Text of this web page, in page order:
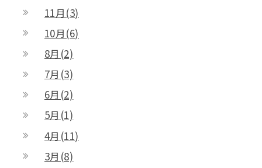
11月(3)
10月(6)
8月(2)
7月(3)
6月(2)
5月(1)
4月(11)
3月(8)